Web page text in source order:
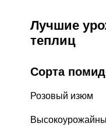
Лучшие
теплиц
Сорта
Розовый изюм